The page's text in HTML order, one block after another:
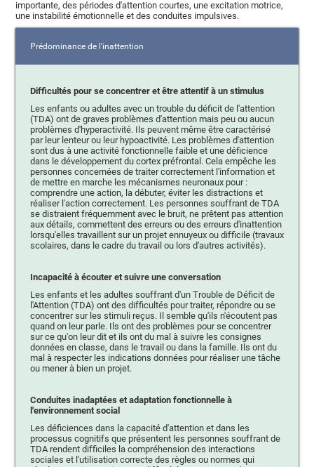
importante, des périodes d'attention courtes, une excitation motrice,
une instabilité émotionnelle et des conduites impulsives.
Prédominance de l'inattention
Difficultés pour se concentrer et être attentif à un stimulus
Les enfants ou adultes avec un trouble du déficit de l'attention
(TDA) ont de graves problèmes d'attention mais peu ou aucun
problèmes d'hyperactivité. Ils peuvent même être caractérisé
par leur lenteur ou leur hypoactivité. Les problèmes d'attention
sont dus à une activité fonctionnelle faible et une déficience
dans le développement du cortex préfrontal. Cela empêche les
personnes concernées de traiter correctement l'information et
de mettre en marche les mécanismes neuronaux pour :
comprendre une action, la débuter, éviter les distractions et
réaliser l'action correctement. Les personnes souffrant de TDA
se distraient fréquemment avec le bruit, ne prêtent pas attention
aux détails, commettent des erreurs ou des erreurs d'inattention
lorsqu'elles travaillent sur un projet ennuyeux ou difficile (travaux
scolaires, dans le cadre du travail ou lors d'autres activités).
Incapacité à écouter et suivre une conversation
Les enfants et les adultes souffrant d'un Trouble de Déficit de
l'Attention (TDA) ont des difficultés pour traiter, répondre ou se
concentrer sur les stimuli reçus. Il semble qu'ils n'écoutent pas
quand on leur parle. Ils ont des problèmes pour se concentrer
sur ce qu'on leur dit et ils ont du mal à suivre les consignes
données en classe, dans le travail ou dans la famille. Ils ont du
mal à respecter les indications données pour réaliser une tâche
ou mener à bien un projet.
Conduites inadaptées et adaptation fonctionnelle à
l'environnement social
Les déficiences dans la capacité d'attention et dans les
processus cognitifs que présentent les personnes souffrant de
TDA rendent difficiles la compréhension des interactions
sociales et l'utilisation correcte des règles ou normes qui